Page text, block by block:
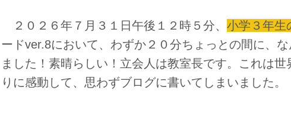
２０２６年７月３１日午後１２時５分、 小学３年生
ードver.8において、わずか２０分ちょっとの間に、
ました！素晴らしい！立会人は教室長です。これは世
りに感動して、思わずブログに書いてしまいました。